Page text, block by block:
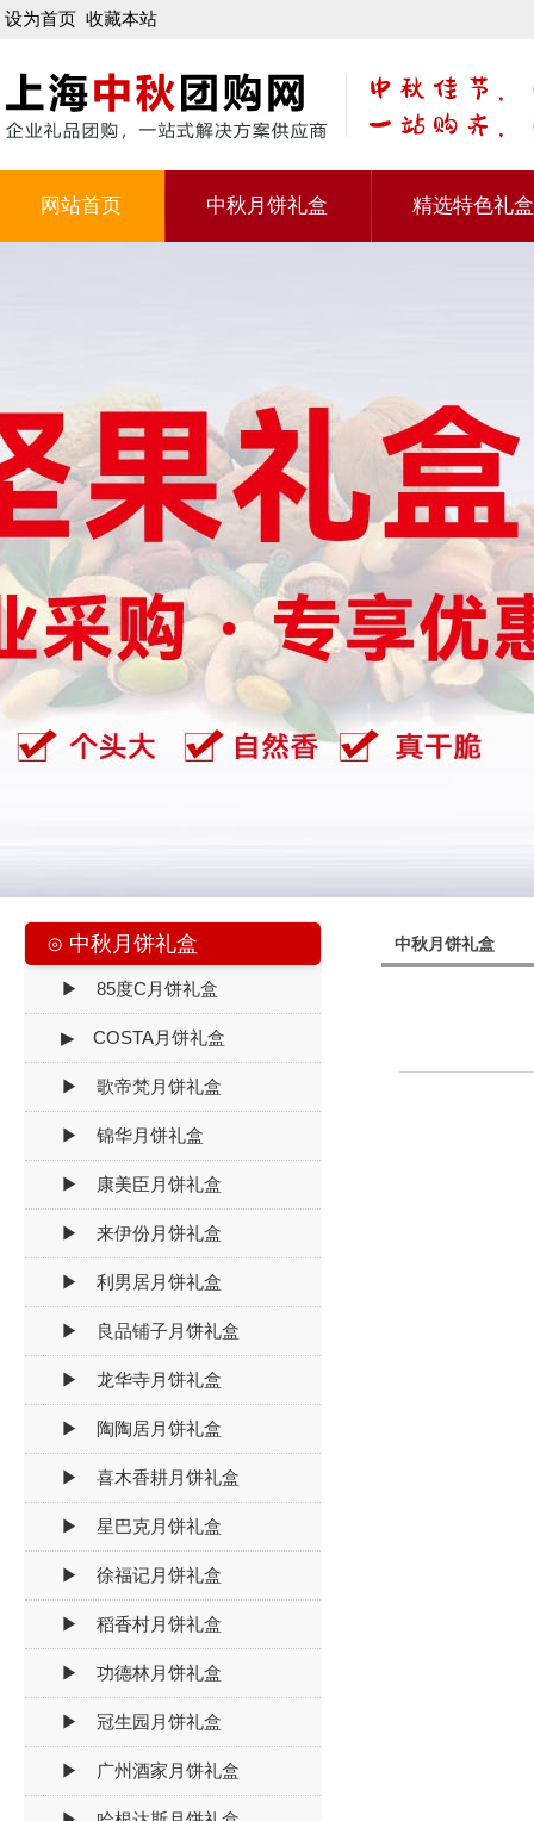
设为首页 收藏本站
网站首页 中秋月饼礼盒 精选特色礼盒
中秋月饼礼盒
⊙ 中秋月饼礼盒
▶ 85度C月饼礼盒
▶ COSTA月饼礼盒
▶ 歌帝梵月饼礼盒
▶ 锦华月饼礼盒
▶ 康美臣月饼礼盒
▶ 来伊份月饼礼盒
▶ 利男居月饼礼盒
▶ 良品铺子月饼礼盒
▶ 龙华寺月饼礼盒
▶ 陶陶居月饼礼盒
▶ 喜木香耕月饼礼盒
▶ 星巴克月饼礼盒
▶ 徐福记月饼礼盒
▶ 稻香村月饼礼盒
▶ 功德林月饼礼盒
▶ 冠生园月饼礼盒
▶ 广州酒家月饼礼盒